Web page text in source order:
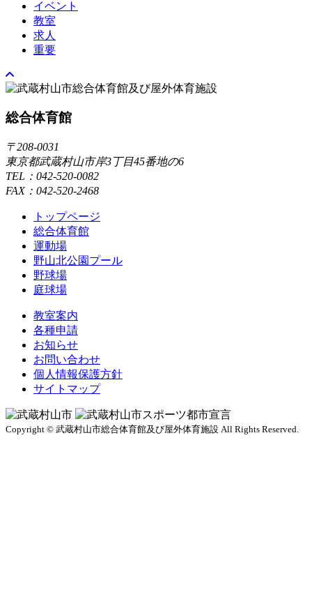
イベント
教室
求人
重要
総合体育館
〒208-0031
東京都武蔵村山市岸3丁目45番地の6
TEL：042-520-0082
FAX：042-520-2468
トップページ
総合体育館
運動場
野山北公園プール
野球場
庭球場
教室案内
各種申請
お知らせ
お問い合わせ
個人情報保護方針
サイトマップ
Copyright © 武蔵村山市総合体育館及び屋外体育施設 All Rights Reserved.